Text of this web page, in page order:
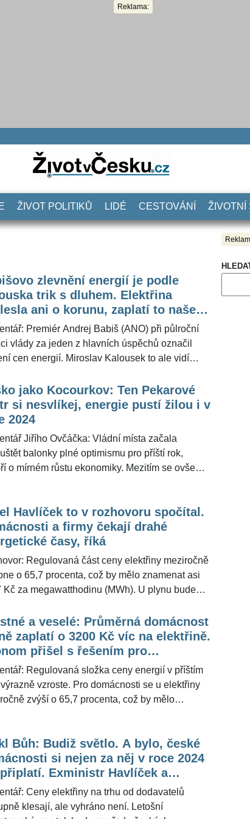
Reklama:
ŽIVOT POLITIKŮ LIDÉ CESTOVÁNÍ ŽIVOTNÍ
zlevnění energií je podle
trik s dluhem. Elektřina
ani o korunu, zaplatí to naše
Premiér Andrej Babiš (ANO) při půlroční
vlády za jeden z hlavních úspěchů označil
cen energií. Miroslav Kalousek to ale vidí
uvedl, že elektřina podle něj
vláda pouze přesunula část současných
do státního dluhu. A ten podle něj nakonec
jako Kocourkov: Ten Pekarové
si nesvlíkej, energie pustí žilou i v
2024
Jiřího Ovčáčka: Vládní místa začala
balonky plné optimismu pro příští rok,
o mírném růstu ekonomiky. Mezitím se ovšem
výdaje. A v případě vytápění mít v pohotovostním
pověstný svetr Markéty Pekarové Adamové. V
případě lze v roce 2024 očekávat politický boj
ekonomické situace republiky. Vláda bude
o zlepšení, opozice o dramatu. Občan,
realitu, bude lapat po dechu.
Havlíček to v rozhovoru spočítal.
a firmy čekají drahé
časy, říká
Regulovaná část ceny elektřiny meziročně
o 65,7 procenta, což by mělo znamenat asi
Kč za megawatthodinu (MWh). U plynu bude
Kč za MWh. Oznámil to ve čtvrtek Energetický
úřad (ERÚ). Bývalý dvojnásobný ministr
Havlíček v krátkém rozhovoru pro
a veselé: Průměrná domácnost
zaplatí o 3200 Kč víc na elektřině.
přišel s řešením pro
domácnosti
Regulovaná složka ceny energií v příštím
vzroste. Pro domácnosti se u elektřiny
zvýší o 65,7 procenta, což by mělo
spotřebuje kolem tří MWh za rok, tak v
roce za regulovanou část elektřiny zaplatí
o 3232 Kč navíc. U plynu bude regulovaná
vyšší o 38,8 procenta, což je nárůst asi o 125
MWh. Ještě výrazněji regulovaná složka
u velkých odběratelů. Podle Energetického
Bůh: Budiž světlo. A bylo, české
si nejen za něj v roce 2024
Exministr Havlíček a
Studnička řekli, kolik to bude
Ceny elektřiny na trhu od dodavatelů
klesají, ale vyhráno není. Letošní